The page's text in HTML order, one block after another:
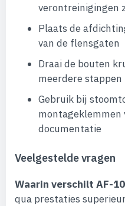
verontreinigingen
Plaats de
van de flensgaten
Draai de bouten
meerdere stappen
Gebruik bij
montageklemmen
documentatie
Veelgestelde vragen
Waarin verschilt AF-
qua prestaties